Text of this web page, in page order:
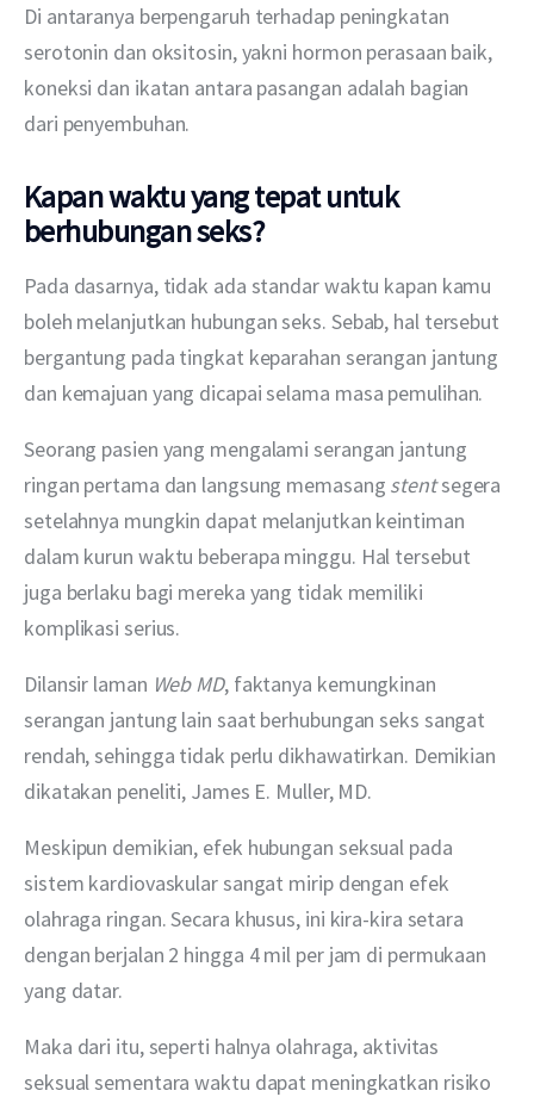
Di antaranya berpengaruh terhadap peningkatan
serotonin dan oksitosin, yakni hormon perasaan baik,
koneksi dan ikatan antara pasangan adalah bagian
dari penyembuhan.
Kapan waktu yang tepat untuk
berhubungan seks?
Pada dasarnya, tidak ada standar waktu kapan kamu
boleh melanjutkan hubungan seks. Sebab, hal tersebut
bergantung pada tingkat keparahan serangan jantung
dan kemajuan yang dicapai selama masa pemulihan.
Seorang pasien yang mengalami serangan jantung
ringan pertama dan langsung memasang stent segera
setelahnya mungkin dapat melanjutkan keintiman
dalam kurun waktu beberapa minggu. Hal tersebut
juga berlaku bagi mereka yang tidak memiliki
komplikasi serius.
Dilansir laman Web MD, faktanya kemungkinan
serangan jantung lain saat berhubungan seks sangat
rendah, sehingga tidak perlu dikhawatirkan. Demikian
dikatakan peneliti, James E. Muller, MD.
Meskipun demikian, efek hubungan seksual pada
sistem kardiovaskular sangat mirip dengan efek
olahraga ringan. Secara khusus, ini kira-kira setara
dengan berjalan 2 hingga 4 mil per jam di permukaan
yang datar.
Maka dari itu, seperti halnya olahraga, aktivitas
seksual sementara waktu dapat meningkatkan risiko